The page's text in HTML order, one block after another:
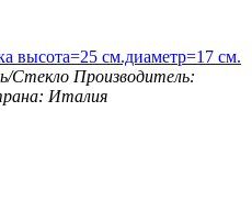
высота=25 см.диаметр=17 см.
Стекло Производитель:
Италия